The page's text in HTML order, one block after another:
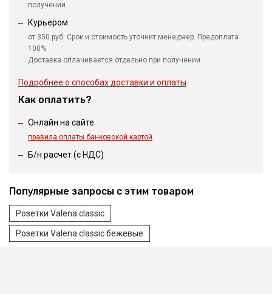
получении
Курьером
от 350 руб. Срок и стоимость уточнит менеджер. Предоплата
100%
Доставка оплачивается отдельно при получении
Подробнее о способах доставки и оплаты
Как оплатить?
Онлайн на сайте
правила оплаты банковской картой
Б/н расчет (c НДС)
Популярные запросы с этим товаром
Розетки Valena classic
Розетки Valena classic бежевые